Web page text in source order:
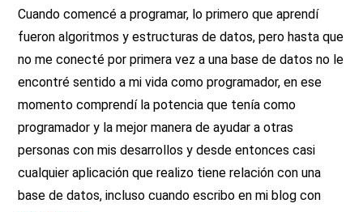
Cuando comencé a programar, lo primero que aprendí
fueron algoritmos y estructuras de datos, pero hasta que
no me conecté por primera vez a una base de datos no le
encontré sentido a mi vida como programador, en ese
momento comprendí la potencia que tenía como
programador y la mejor manera de ayudar a otras
personas con mis desarrollos y desde entonces casi
cualquier aplicación que realizo tiene relación con una
base de datos, incluso cuando escribo en mi blog con